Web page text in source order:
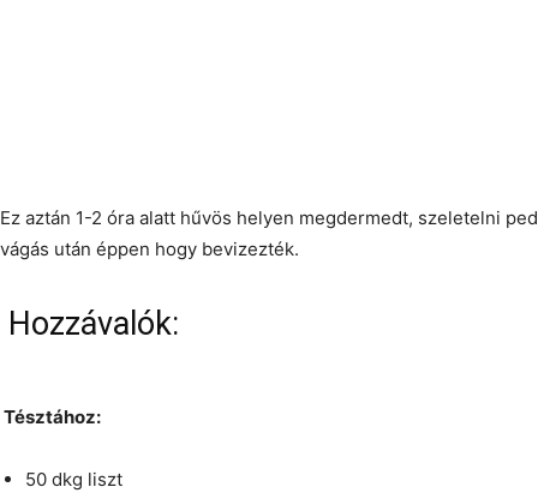
Ez aztán 1-2 óra alatt hűvös helyen megdermedt, szeletelni
vágás után éppen hogy bevizezték.
Hozzávalók:
Tésztához:
50 dkg liszt